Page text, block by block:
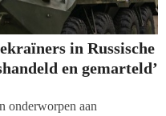
in Russische
en gemarteld’
onderworpen aan